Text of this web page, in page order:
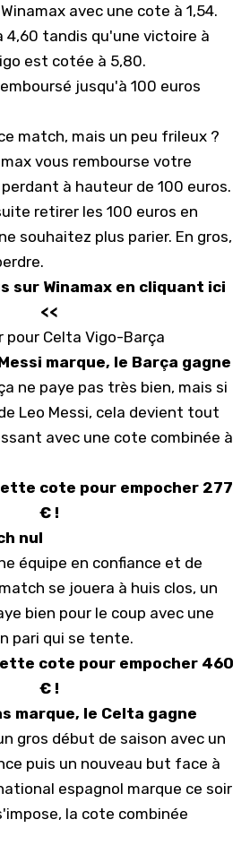
avec une cote à 1,54.
4,60 tandis qu'une victoire à
est cotée à 5,80.
jusqu'à 100 euros
match, mais un peu frileux ?
vous rembourse votre
à hauteur de 100 euros.
retirer les 100 euros en
souhaitez plus parier. En gros,
sur Winamax en cliquant ici
<<
pour Celta Vigo-Barça
marque, le Barça gagne
ne paye pas très bien, mais si
Leo Messi, cela devient tout
avec une cote combinée à
cote pour empocher 277
€ !
nul
équipe en confiance et de
se jouera à huis clos, un
bien pour le coup avec une
pari qui se tente.
cote pour empocher 460
€ !
marque, le Celta gagne
gros début de saison avec un
puis un nouveau but face à
espagnol marque ce soir
la cote combinée